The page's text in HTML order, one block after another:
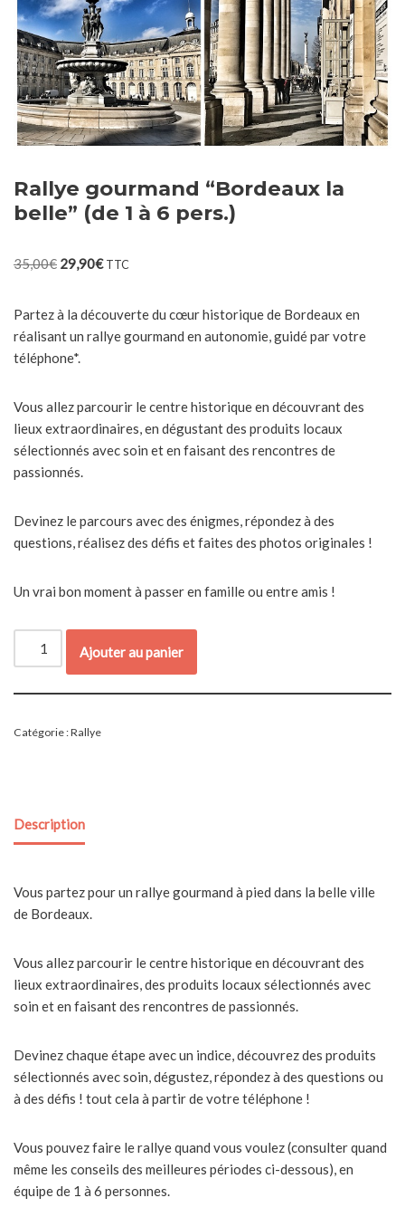
Rallye gourmand “Bordeaux la
belle” (de 1 à 6 pers.)
35,00€ 29,90€ TTC
Partez à la découverte du cœur historique de Bordeaux en
réalisant un rallye gourmand en autonomie, guidé par votre
téléphone*.
Vous allez parcourir le centre historique en découvrant des
lieux extraordinaires, en dégustant des produits locaux
sélectionnés avec soin et en faisant des rencontres de
passionnés.
Devinez le parcours avec des énigmes, répondez à des
questions, réalisez des défis et faites des photos originales !
Un vrai bon moment à passer en famille ou entre amis !
Ajouter au panier
Catégorie :Rallye
Description
Vous partez pour un rallye gourmand à pied dans la belle ville
de Bordeaux.
Vous allez parcourir le centre historique en découvrant des
lieux extraordinaires, des produits locaux sélectionnés avec
soin et en faisant des rencontres de passionnés.
Devinez chaque étape avec un indice, découvrez des produits
sélectionnés avec soin, dégustez, répondez à des questions ou
à des défis ! tout cela à partir de votre téléphone !
Vous pouvez faire le rallye quand vous voulez (consulter quand
même les conseils des meilleures périodes ci-dessous), en
équipe de 1 à 6 personnes.